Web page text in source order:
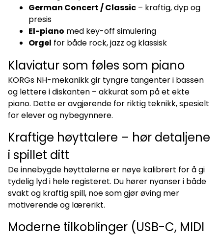
German Concert / Classic – kraftig, dyp og
presis
El-piano med key-off simulering
Orgel for både rock, jazz og klassisk
Klaviatur som føles som piano
KORGs NH-mekanikk gir tyngre tangenter i bassen
og lettere i diskanten – akkurat som på et ekte
piano. Dette er avgjørende for riktig teknikk, spesielt
for elever og nybegynnere.
Kraftige høyttalere – hør detaljene
i spillet ditt
De innebygde høyttalerne er nøye kalibrert for å gi
tydelig lyd i hele registeret. Du hører nyanser i både
svakt og kraftig spill, noe som gjør øving mer
motiverende og lærerikt.
Moderne tilkoblinger (USB-C, MIDI